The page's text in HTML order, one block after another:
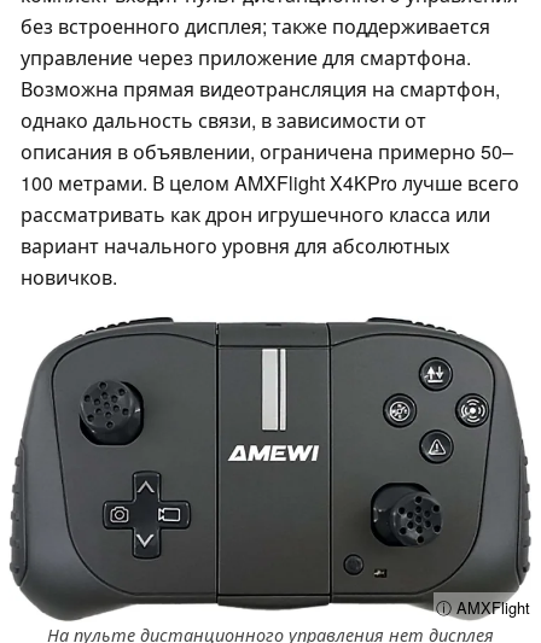
без встроенного дисплея; также поддерживается
управление через приложение для смартфона.
Возможна прямая видеотрансляция на смартфон,
однако дальность связи, в зависимости от
описания в объявлении, ограничена примерно 50–
100 метрами. В целом AMXFlight X4KPro лучше всего
рассматривать как дрон игрушечного класса или
вариант начального уровня для абсолютных
новичков.
ⓘ AMXFlight
На пульте дистанционного управления нет дисплея